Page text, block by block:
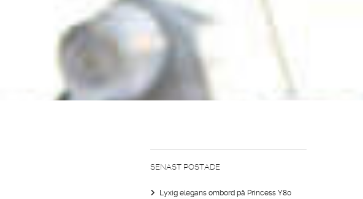
SENAST POSTADE
Lyxig elegans ombord på Princess Y80